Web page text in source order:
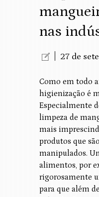
nas
27 de
Como em todo
higienização é
Especialmente
limpeza de
mais
produtos que
manipulados.
alimentos, por
rigorosamente
para que além